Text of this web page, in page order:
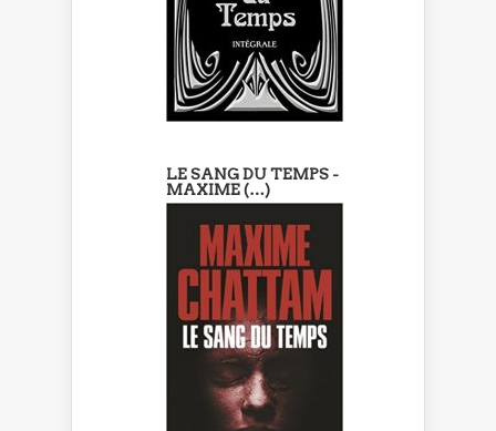
LE SANG DU TEMPS -
MAXIME (…)